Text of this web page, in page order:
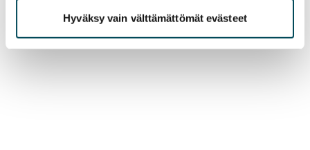
Hyväksy vain välttämättömät evästeet